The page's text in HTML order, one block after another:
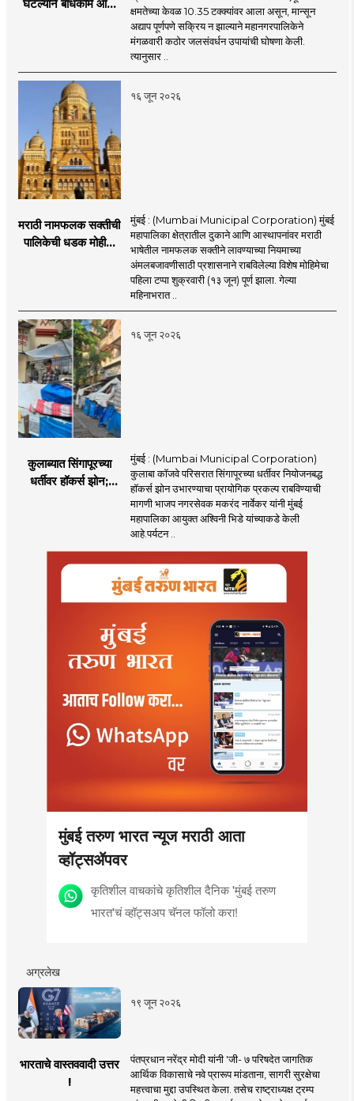
घटल्याने बांधकामे आणि
निर्बंध
क्षमतेच्या केवळ 10.35 टक्क्यांवर आला असून, मान्सून
अद्याप पूर्णपणे सक्रिय न झाल्याने महानगरपालिकेने
मंगळवारी कठोर जलसंवर्धन उपायांची घोषणा केली.
त्यानुसार ..
१६ जून २०२६
मराठी नामफलक सक्तीची
पालिकेची धडक मोहीम;
मुंबई : (Mumbai Municipal Corporation) मुंबई
महापालिका क्षेत्रातील दुकाने आणि आस्थापनांवर मराठी
भाषेतील नामफलक सक्तीने लावण्याच्या नियमाच्या
अंमलबजावणीसाठी प्रशासनाने राबविलेल्या विशेष मोहिमेचा
पहिला टप्पा शुक्रवारी (१३ जून) पूर्ण झाला. गेल्या
महिनाभरात ..
१६ जून २०२६
कुलाब्यात सिंगापूरच्या
धर्तीवर हॉकर्स झोन;
आयुक्तांना पत्र
मुंबई : (Mumbai Municipal Corporation)
कुलाबा कॉजवे परिसरात सिंगापूरच्या धर्तीवर नियोजनबद्ध
हॉकर्स झोन उभारण्याचा प्रायोगिक प्रकल्प राबविण्याची
मागणी भाजप नगरसेवक मकरंद नार्वेकर यांनी मुंबई
महापालिका आयुक्त अश्विनी भिडे यांच्याकडे केली
आहे.पर्यटन ..
मुंबई तरुण भारत न्यूज मराठी आता
व्हॉट्सॲपवर
कृतिशील वाचकांचे कृतिशील दैनिक 'मुंबई तरुण
भारत'चं व्हॉट्सअप चॅनल फॉलो करा!
अग्रलेख
१९ जून २०२६
भारताचे वास्तववादी उत्तर
!
पंतप्रधान नरेंद्र मोदी यांनी 'जी- ७ परिषदेत जागतिक
आर्थिक विकासाचे नवे प्रारूप मांडताना, सागरी सुरक्षेचा
महत्त्वाचा मुद्दा उपस्थित केला. तसेच राष्ट्राध्यक्ष ट्रम्प